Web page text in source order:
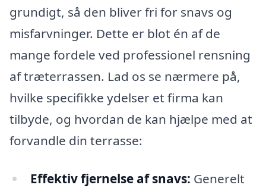
grundigt, så den bliver fri for snavs og
misfarvninger. Dette er blot én af de
mange fordele ved professionel rensning
af træterrassen. Lad os se nærmere på,
hvilke specifikke ydelser et firma kan
tilbyde, og hvordan de kan hjælpe med at
forvandle din terrasse:
Effektiv fjernelse af snavs: Generelt